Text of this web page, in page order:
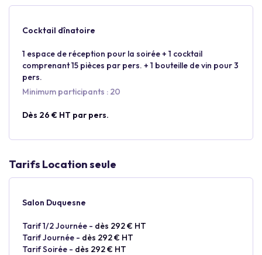
Cocktail dînatoire
1 espace de réception pour la soirée + 1 cocktail
comprenant 15 pièces par pers. + 1 bouteille de vin pour 3
pers.
Minimum participants : 20
Dès 26 € HT par pers.
Tarifs Location seule
Salon Duquesne
Tarif 1/2 Journée - dès 292 € HT
Tarif Journée - dès 292 € HT
Tarif Soirée - dès 292 € HT